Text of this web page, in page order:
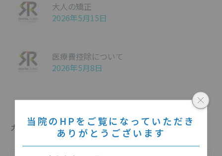
大人の矯正
2026年5月15日
医療費控除について
2026年5月8日
カテゴリー
当院のHPをご覧になっていただき
ありがとうございます